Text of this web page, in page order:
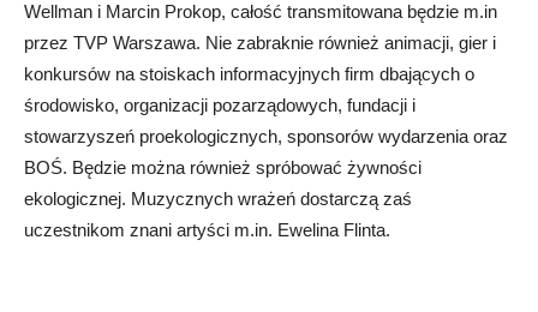
Wellman i Marcin Prokop, całość transmitowana będzie m.in
przez TVP Warszawa. Nie zabraknie również animacji, gier i
konkursów na stoiskach informacyjnych firm dbających o
środowisko, organizacji pozarządowych, fundacji i
stowarzyszeń proekologicznych, sponsorów wydarzenia oraz
BOŚ. Będzie można również spróbować żywności
ekologicznej. Muzycznych wrażeń dostarczą zaś
uczestnikom znani artyści m.in. Ewelina Flinta.